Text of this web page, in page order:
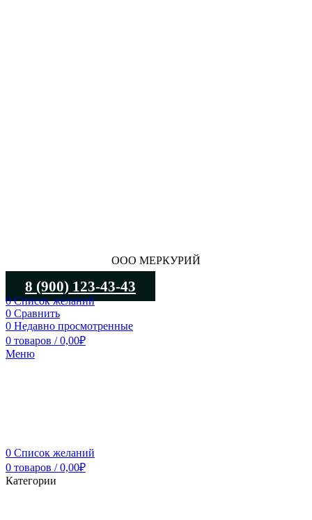
ООО МЕРКУРИЙ
8 (900) 123-43-43
0Список желаний
0 Сравнить
0 Недавно просмотренные
0 товаров / 0,00₽
Меню
0 Список желаний
0 товаров / 0,00₽
Категории